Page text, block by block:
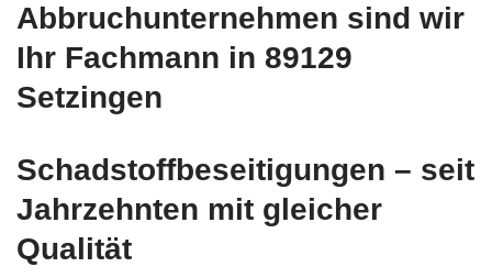
Abbruchunternehmen sind wir
Ihr Fachmann in 89129
Setzingen
Schadstoffbeseitigungen – seit
Jahrzehnten mit gleicher
Qualität